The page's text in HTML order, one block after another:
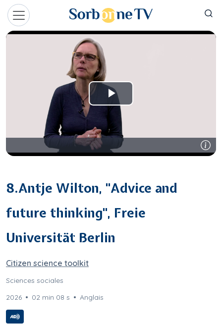
Aller au contenu principal
8.Antje Wilton, "Advice and
future thinking", Freie
Universität Berlin
Citizen science toolkit
Sciences sociales
2026
02 min 08 s Anglais
Panneau de gestion des cookies